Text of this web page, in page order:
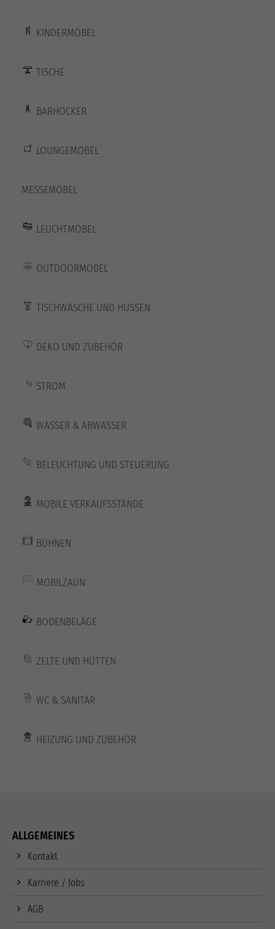
KINDERMÖBEL
TISCHE
BARHOCKER
LOUNGEMÖBEL
MESSEMÖBEL
LEUCHTMÖBEL
OUTDOORMÖBEL
TISCHWÄSCHE UND HUSSEN
DEKO UND ZUBEHÖR
STROM
WASSER & ABWASSER
BELEUCHTUNG UND STEUERUNG
MOBILE VERKAUFSSTÄNDE
BÜHNEN
MOBILZAUN
BODENBELÄGE
ZELTE UND HÜTTEN
WC & SANITÄR
HEIZUNG UND ZUBEHÖR
ALLGEMEINES
Kontakt
Karriere / Jobs
AGB